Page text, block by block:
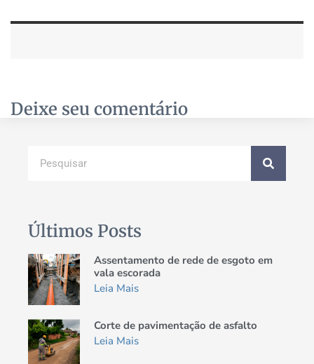
Deixe seu comentário
Últimos Posts
Assentamento de rede de esgoto em
vala escorada
Leia Mais
Corte de pavimentação de asfalto
Leia Mais